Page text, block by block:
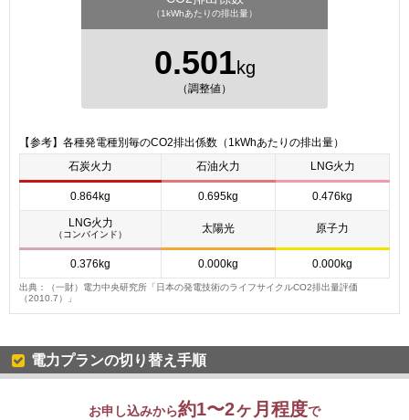
（1kWhあたりの排出量）
0.501kg
（調整値）
【参考】各種発電種別毎のCO2排出係数（1kWhあたりの排出量）
石炭火力
石油火力 LNG火力
0.864kg 0.695kg 0.476kg
LNG火力
（コンバインド） 太陽光 原子力
0.376kg 0.000kg 0.000kg
出典：（一財）電力中央研究所「日本の発電技術のライフサイクルCO2排出量評価
（2010.7）」
電力プランの切り替え手順
お申し込みから約1〜2ヶ月程度で